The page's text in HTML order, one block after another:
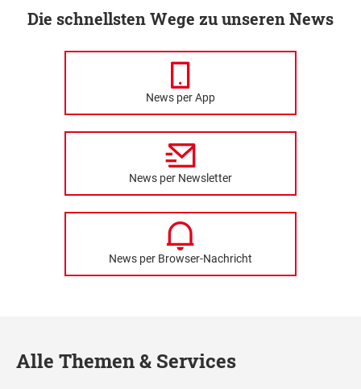
Die schnellsten Wege zu unseren News
News per App
News per Newsletter
News per Browser-Nachricht
Alle Themen & Services